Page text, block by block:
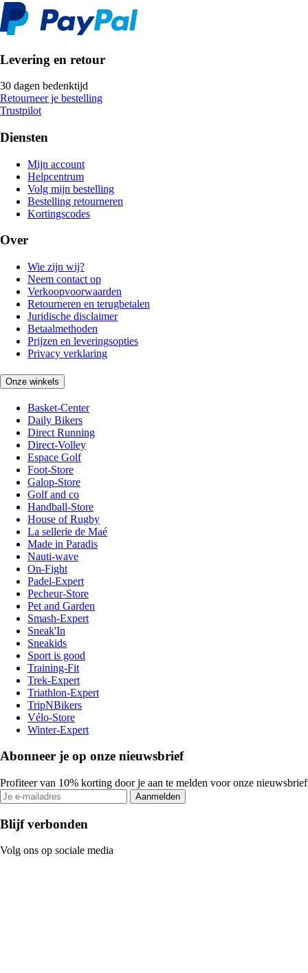
Levering en retour
30 dagen bedenktijd
Retourneer je bestelling
Trustpilot
Diensten
Mijn account
Helpcentrum
Volg mijn bestelling
Bestelling retourneren
Kortingscodes
Over
Wie zijn wij?
Neem contact op
Verkoopvoorwaarden
Retourneren en terugbetalen
Juridische disclaimer
Betaalmethoden
Prijzen en leveringsopties
Privacy verklaring
Onze winkels
Basket-Center
Daily Bikers
Direct Running
Direct-Volley
Espace Golf
Foot-Store
Galop-Store
Golf and co
Handball-Store
House of Rugby
La sellerie de Maé
Made in Paradis
Nauti-wave
On-Fight
Padel-Expert
Pecheur-Store
Pet and Garden
Smash-Expert
Sneak'In
Sneakids
Sport is good
Training-Fit
Trek-Expert
Triathlon-Expert
TripNBikers
Vélo-Store
Winter-Expert
Abonneer je op onze nieuwsbrief
Profiteer van 10% korting door je aan te melden voor onze nieuwsbrief
Aanmelden
Blijf verbonden
Volg ons op sociale media